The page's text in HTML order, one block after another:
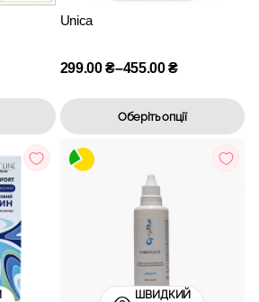
Unica
299.00₴–455.00₴
Оберіть опції
ШВИДКИЙ